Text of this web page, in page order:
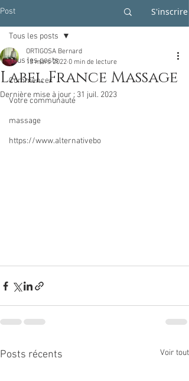
Post S'inscrire
Tous les posts
Commencer
Votre communauté
massage
https://www.alternativebo
Tous les posts
Label France Massage
ORTIGOSA Bernard
13 mars 2022 0 min de lecture
Dernière mise à jour : 31 juil. 2023
Posts récents Voir tout